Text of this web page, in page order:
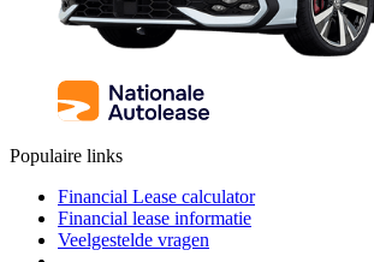
Populaire links
Financial Lease calculator
Financial lease informatie
Veelgestelde vragen